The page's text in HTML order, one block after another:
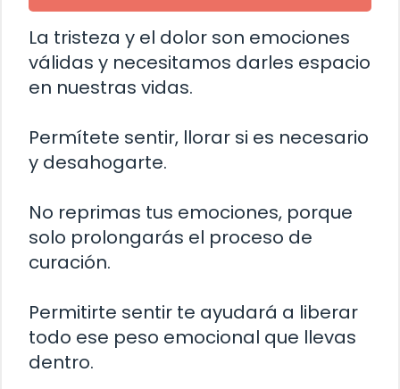
La tristeza y el dolor son emociones
válidas y necesitamos darles espacio
en nuestras vidas.
Permítete sentir, llorar si es necesario
y desahogarte.
No reprimas tus emociones, porque
solo prolongarás el proceso de
curación.
Permitirte sentir te ayudará a liberar
todo ese peso emocional que llevas
dentro.